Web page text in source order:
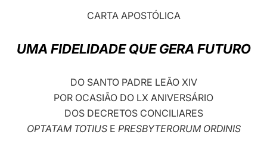
中文
LATINE
CARTA APOSTÓLICA
UMA FIDELIDADE QUE GERA FUTURO
DO SANTO PADRE LEÃO XIV
POR OCASIÃO DO LX ANIVERSÁRIO
DOS DECRETOS CONCILIARES
OPTATAM TOTIUSE PRESBYTERORUM ORDINIS